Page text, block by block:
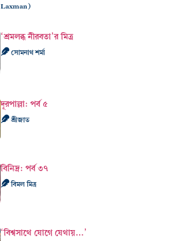
Laxman)
‘শ্রমলব্ধ নীরবতা’র মিত্র
সোমনাথ শর্মা
দূরপাল্লা: পর্ব ৫
শ্রীজাত
বিনিদ্র: পর্ব ৩৭
বিমল মিত্র
‘বিশ্বসাথে যোগে যেথায়…’